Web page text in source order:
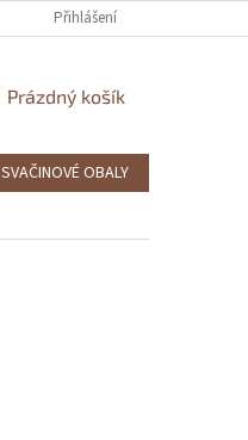
PODMÍNKY OCHRANY
Přihlášení
NÁKUPNÍ
Prázdný košík
SVAČINOVÉ OBALY